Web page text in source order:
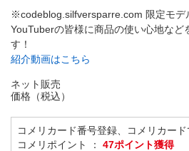
※codeblog.silfversparre.com 限定モデ
YouTuberの皆様に商品の使い心地など
す！
紹介動画はこちら
ネット販売
価格（税込）
コメリカード番号登録、コメリカー
コメリポイント ： 47ポイント獲得